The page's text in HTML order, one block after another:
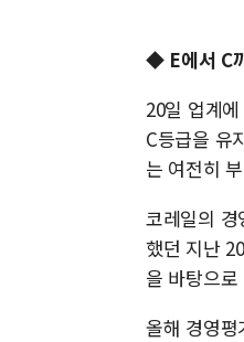
◆ E에서 C
20일 업계
C등급을 유
는 여전히
코레일의
했던 지난
을 바탕으
올해 경영